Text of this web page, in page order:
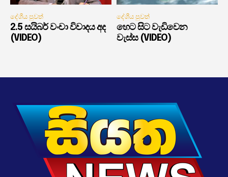
දේශීය පුවත්
2.5 සයිබර් වංචා විවාදය අද
(VIDEO)
දේශීය පුවත්
හෙට සිට වැඩිවෙන
වැස්ස (VIDEO)